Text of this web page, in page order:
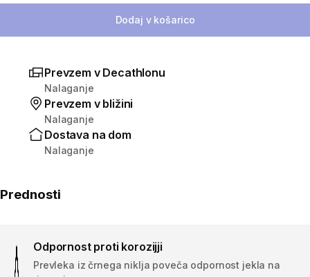
Dodaj v košarico
Prevzem v Decathlonu
Nalaganje
Prevzem v bližini
Nalaganje
Dostava na dom
Nalaganje
Prednosti
Odpornost proti korozijji
Prevleka iz črnega niklja poveča odpornost jekla na